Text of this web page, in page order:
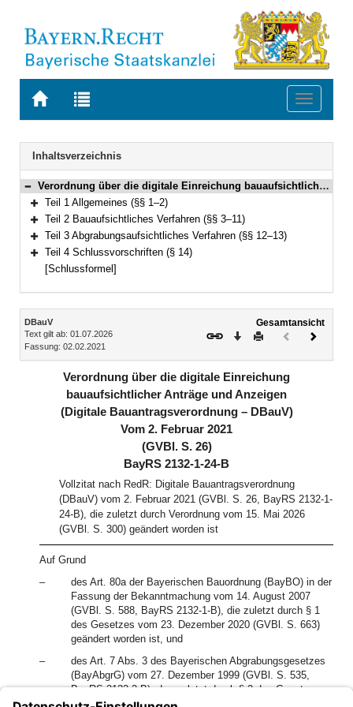
Zur
BAYERN.RECHT
Zur
letzten
Suche
Toggle
Navigation
Inhaltsverzeichnis
Bereich reduzieren
Verordnung über die digitale Einreichung bauaufsichtlicher Anträge und Anzeigen (Digitale Bauantragsverordnung – DBauV) Vom 2. Februar 2021 (GVBl. S. 26) BayRS 2132-1-24-B (§§ 1–14)
Bereich erweitern
Teil 1 Allgemeines (§§ 1–2)
Bereich erweitern
Teil 2 Bauaufsichtliches Verfahren (§§ 3–11)
Bereich erweitern
Teil 3 Abgrabungsaufsichtliches Verfahren (§§ 12–13)
Bereich erweitern
Teil 4 Schlussvorschriften (§ 14)
[Schlussformel]
Inhalt
DBauV
Text gilt ab: 01.07.2026
Fassung: 02.02.2021
Gesamtansicht
Download
DruckenVorheriges
(inaktiv)
Verordnung über die digitale Einreichung
bauaufsichtlicher Anträge und Anzeigen
(Digitale Bauantragsverordnung – DBauV)
Vom 2. Februar 2021
(GVBl. S. 26)
BayRS 2132-1-24-B
Vollzitat nach RedR: Digitale Bauantragsverordnung
(DBauV) vom 2. Februar 2021 (GVBl. S. 26, BayRS 2132-1-
24-B), die zuletzt durch Verordnung vom 15. Mai 2026
(GVBl. S. 300) geändert worden ist
Auf Grund
–
des Art. 80a der Bayerischen Bauordnung (BayBO) in der
Fassung der Bekanntmachung vom 14. August 2007
(GVBl. S. 588, BayRS 2132-1-B), die zuletzt durch § 1
des Gesetzes vom 23. Dezember 2020 (GVBl. S. 663)
geändert worden ist, und
–
des Art. 7 Abs. 3 des Bayerischen Abgrabungsgesetzes
(BayAbgrG) vom 27. Dezember 1999 (GVBl. S. 535,
BayRS 2132-2-B), das zuletzt durch § 2 des Gesetzes
vom 23. Dezember 2020 (GVBl. S. 663) geändert worden